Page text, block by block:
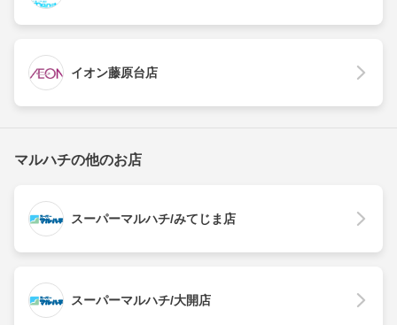
イオン藤原台店
マルハチの他のお店
スーパーマルハチ/みてじま店
スーパーマルハチ/大開店